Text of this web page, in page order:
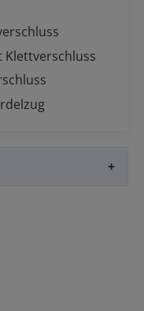
Klettverschluss
+